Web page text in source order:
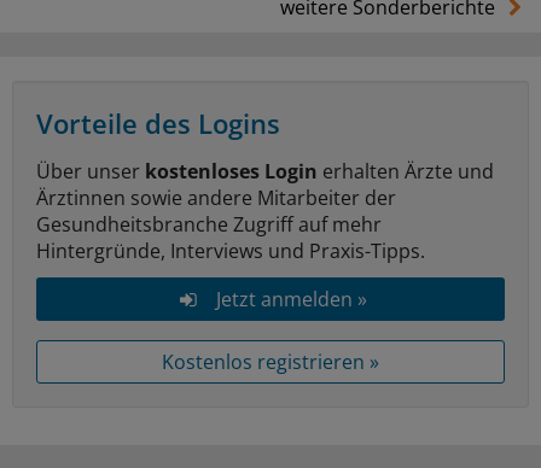
weitere Sonderberichte
Vorteile des Logins
Über unser kostenloses Login erhalten Ärzte und
Ärztinnen sowie andere Mitarbeiter der
Gesundheitsbranche Zugriff auf mehr
Hintergründe, Interviews und Praxis-Tipps.
Jetzt anmelden »
Kostenlos registrieren »